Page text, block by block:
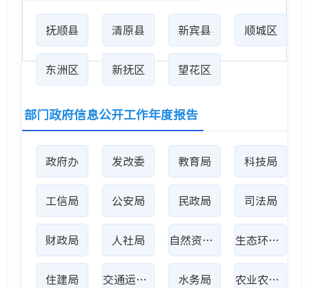
抚顺县 清原县 新宾县 顺城区
东洲区 新抚区 望花区
部门政府信息公开工作年度报告
政府办 发改委 教育局 科技局
工信局 公安局 民政局 司法局
财政局 人社局 自然资源局 生态环境局
住建局 交通运输局 水务局 农业农村局